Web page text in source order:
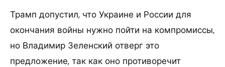
Трамп допустил, что Украине и России для
окончания войны нужно пойти на компромиссы,
но Владимир Зеленский отверг это
предложение, так как оно противоречит